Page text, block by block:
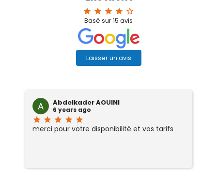
star star star star star_border
Basé sur15 avis
Laisser un avis
Abdelkader AOUINI
6 years ago
star star star star star
merci pour votre disponibilité et vos tarifs